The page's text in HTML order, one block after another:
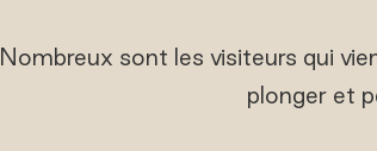
Nombreux sont les visiteurs qui
plonger et